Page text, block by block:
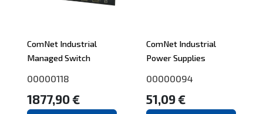
ComNet Industrial
Managed Switch
00000118
1877,90 €
ComNet Industrial
Power Supplies
00000094
51,09 €